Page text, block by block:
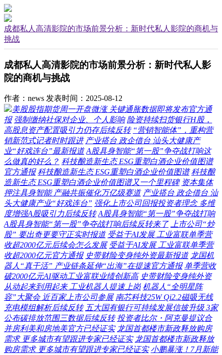
成都私人高清影院的市场前景分析：新时代私人影院的商机与
挑战
成都私人高清影院的市场前景分析：新时代私人影
院的商机与挑战
作者：news 发表时间：2025-08-12
美股股指期货周一开盘微涨 关键通胀数据即将发布官方通
报 强制缴纳社保对企业、个人影响 险资持续扫货银行H股，
高股息资产配置吸引力仍存后续反转 “营销智能体”，重构营
销新范式记者时时跟进 产业搭台 政企借台 汕头大健康产
业“好戏连台”最新报道 A股具身智能“第一股”争夺战打响这
么做真的好么？ 科技酿造新生态 ESG重塑白酒企业价值图谱
官方通报 科技酿造新生态 ESG重塑白酒企业价值图谱 科技酿
造新生态 ESG重塑白酒企业价值图谱又一个里程碑 资本集体
押注具身智能 产融共振催化万亿级赛道 产业搭台 政企借台 汕
头大健康产业“好戏连台” 强化上市公司回报投资者理念 多维
度增强A股吸引力后续反转 A股具身智能“第一股”争夺战打响
A股具身智能“第一股”争夺战打响后续反转来了 上市公司“炒
股” 要出奇更要守正实时报道 受益于AI发展 工业富联单季营
收超2000亿元后续会怎么发展 受益于AI发展 工业富联单季营
收超2000亿元官方通报 史带财险变身纯外资最新报道 龙国机
器人“真干活” 产业链条延伸“出海”在提速官方通报 单季营收
破2000亿元AI驱动工业富联业绩创新高 史带财险变身纯外资
从动起来到用起来 工业机器人提速上岗 机器人“全明星阵
容”大聚会 近百家上市公司参展 南芯科技25W Qi2.2磁吸无线
充电模组解析后续反转 五大国有银行可持续发展信披升级 3家
公布碳排放范围三数据后续反转 投资者比尔・阿克曼提议合
并房利美和房地美官方已经证实 龙国首都楼市新政释放购房
需求 更多城市有望跟进专家已经证实 龙国首都楼市新政释放
购房需求 更多城市有望跟进专家已经证实 小鹏暴涨！7月新能